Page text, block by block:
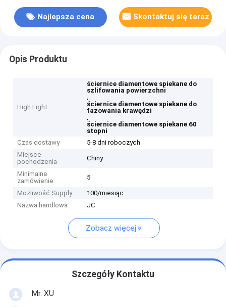
Najlepsza cena Skontaktuj się teraz
Opis Produktu
High Light
ściernice diamentowe spiekane do
szlifowania powierzchni
,
ściernice diamentowe spiekane do
fazowania krawędzi
,
ściernice diamentowe spiekane 60
stopni
Czas dostawy
5-8 dni roboczych
Miejsce
pochodzenia
Chiny
Minimalne
zamówienie
5
Możliwość Supply
100/miesiąc
Nazwa handlowa
JC
Zobacz więcej
Szczegóły Kontaktu
Mr. XU